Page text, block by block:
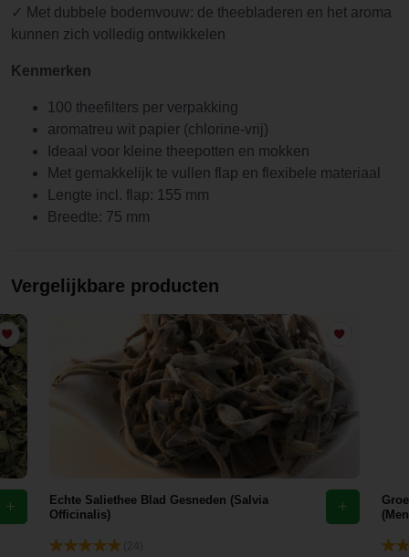
✓ Met dubbele bodemvouw: de theebladeren en het aroma
kunnen zich volledig ontwikkelen
Kenmerken
100 theefilters per verpakking
aromatreu wit papier (chlorine-vrij)
Ideaal voor kleine theepotten en mokken
Met gemakkelijk te vullen flap en flexibele materiaal
Lengte incl. flap: 155 mm
Breedte: 75 mm
Vergelijkbare producten
Echte Saliethee Blad Gesneden (Salvia
Officinalis)